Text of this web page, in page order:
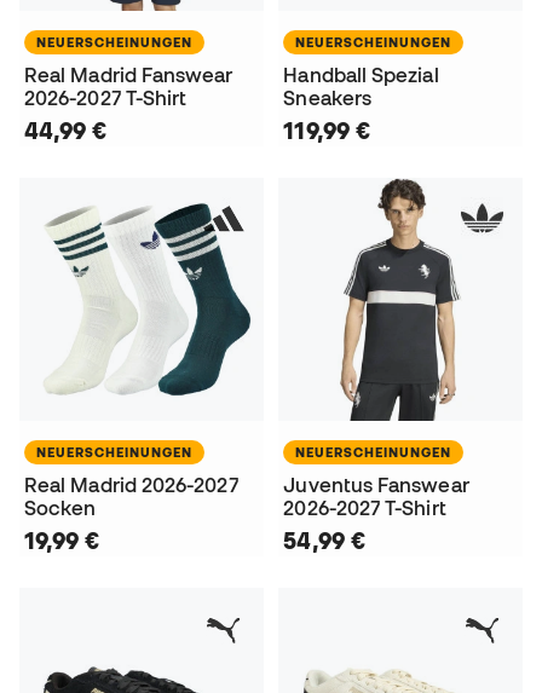
NEUERSCHEINUNGEN
Real Madrid Fanswear
2026-2027 T-Shirt
44,99 €
NEUERSCHEINUNGEN
Handball Spezial
Sneakers
119,99 €
NEUERSCHEINUNGEN
Real Madrid 2026-2027
Socken
19,99 €
NEUERSCHEINUNGEN
Juventus Fanswear
2026-2027 T-Shirt
54,99 €